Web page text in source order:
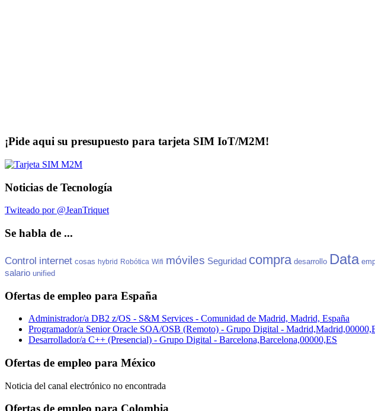
¡Pide aqui su presupuesto para tarjeta SIM IoT/M2M!
Noticias de Tecnología
Twiteado por @JeanTriquet
Se habla de ...
Control internet cosas hybrid Robótica Wifi móviles Seguridad compra desarrollo Data
salario unified
Ofertas de empleo para España
Administrador/a DB2 z/OS - S&M Services - Comunidad de Madrid, Madrid, España
Programador/a Senior Oracle SOA/OSB (Remoto) - Grupo Digital -
Desarrollador/a C++ (Presencial) - Grupo Digital - Barcelona,Barcelona,00000,ES
Ofertas de empleo para México
Noticia del canal electrónico no encontrada